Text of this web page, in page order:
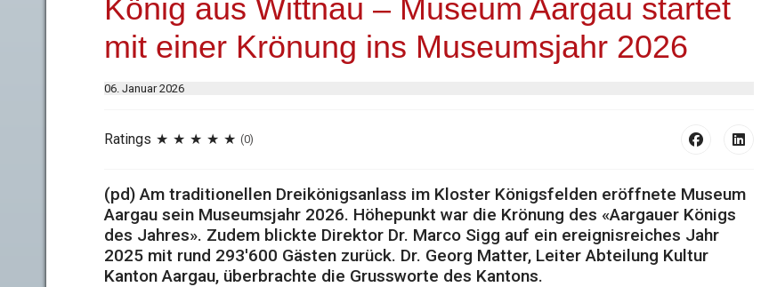
König aus Wittnau – Museum Aargau startet
mit einer Krönung ins Museumsjahr 2026
06. Januar 2026
Ratings (0)
(pd) Am traditionellen Dreikönigsanlass im Kloster Königsfelden eröffnete Museum
Aargau sein Museumsjahr 2026. Höhepunkt war die Krönung des «Aargauer Königs
des Jahres». Zudem blickte Direktor Dr. Marco Sigg auf ein ereignisreiches Jahr
2025 mit rund 293'600 Gästen zurück. Dr. Georg Matter, Leiter Abteilung Kultur
Kanton Aargau, überbrachte die Grussworte des Kantons.